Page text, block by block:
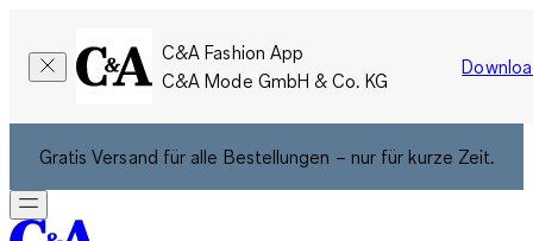
C&A Fashion App
C&A Mode GmbH & Co. KG
Gratis Versand für alle Bestellungen – nur für kurze Zeit.